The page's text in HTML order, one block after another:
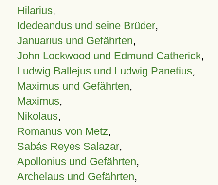
Hilarius,
Idedeandus und seine Brüder,
Januarius und Gefährten,
John Lockwood und Edmund Catherick,
Ludwig Ballejus und Ludwig Panetius,
Maximus und Gefährten,
Maximus,
Nikolaus,
Romanus von Metz,
Sabás Reyes Salazar,
Apollonius und Gefährten,
Archelaus und Gefährten,